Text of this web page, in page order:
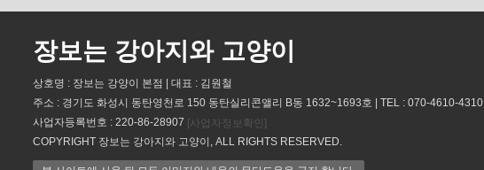
장보는 강아지와 고양이
상호명 : 장보는 강양이 본점 | 대표 : 김원철
주소 : 경기도 화성시 동탄영천로 150 동탄실리콘앨리 B동 1632~1693호 | TEL : 070-4610-4310
사업자등록번호 : 220-86-28907 [사업자정보확인]
COPYRIGHT 장보는 강아지와 고양이, ALL RIGHTS RESERVED.